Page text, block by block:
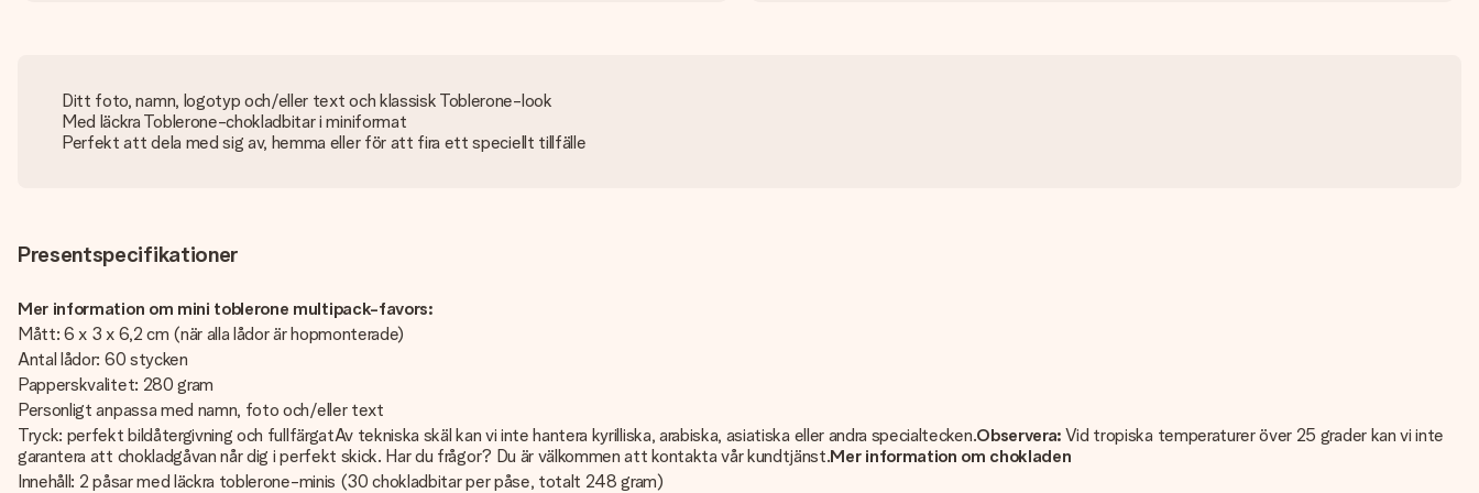
Ditt foto, namn, logotyp och/eller text och klassisk Toblerone-look
Med läckra Toblerone-chokladbitar i miniformat
Perfekt att dela med sig av, hemma eller för att fira ett speciellt tillfälle
Presentspecifikationer
Mer information om mini toblerone multipack-favors:
Mått: 6 x 3 x 6,2 cm (när alla lådor är hopmonterade)
Antal lådor: 60 stycken
Papperskvalitet: 280 gram
Personligt anpassa med namn, foto och/eller text
Tryck: perfekt bildåtergivning och fullfärgatAv tekniska skäl kan vi inte hantera kyrilliska, arabiska, asiatiska eller andra specialtecken.Observera: Vid tropiska temperaturer över 25 grader kan vi inte
garantera att chokladgåvan når dig i perfekt skick. Har du frågor? Du är välkommen att kontakta vår kundtjänst.Mer information om chokladen
Innehåll: 2 påsar med läckra toblerone-minis (30 chokladbitar per påse, totalt 248 gram)